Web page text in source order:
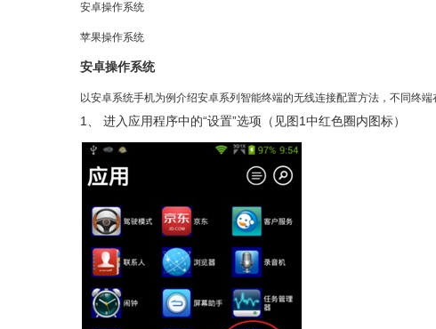
安卓操作系统
苹果操作系统
安卓操作系统
以安卓系统手机为例介绍安卓系列智能终端的无线连接配置方法，不同终
1、 进入应用程序中的“设置”选项（见图1中红色圈内图标）